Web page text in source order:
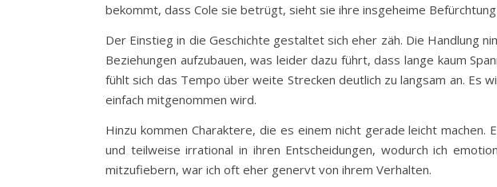
bekommt, dass Cole sie betrügt, sieht sie ihre insgeheime
Der Einstieg in die Geschichte gestaltet sich eher zäh. Die Handlung
Beziehungen aufzubauen, was leider dazu führt, dass lange kaum
fühlt sich das Tempo über weite Strecken deutlich zu langsam an. Es
einfach mitgenommen wird.
Hinzu kommen Charaktere, die es einem nicht gerade leicht machen.
und teilweise irrational in ihren Entscheidungen, wodurch ich
mitzufiebern, war ich oft eher genervt von ihrem Verhalten.